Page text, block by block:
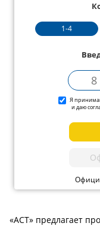
1-4
Я
и даю
«АСТ» предлагает